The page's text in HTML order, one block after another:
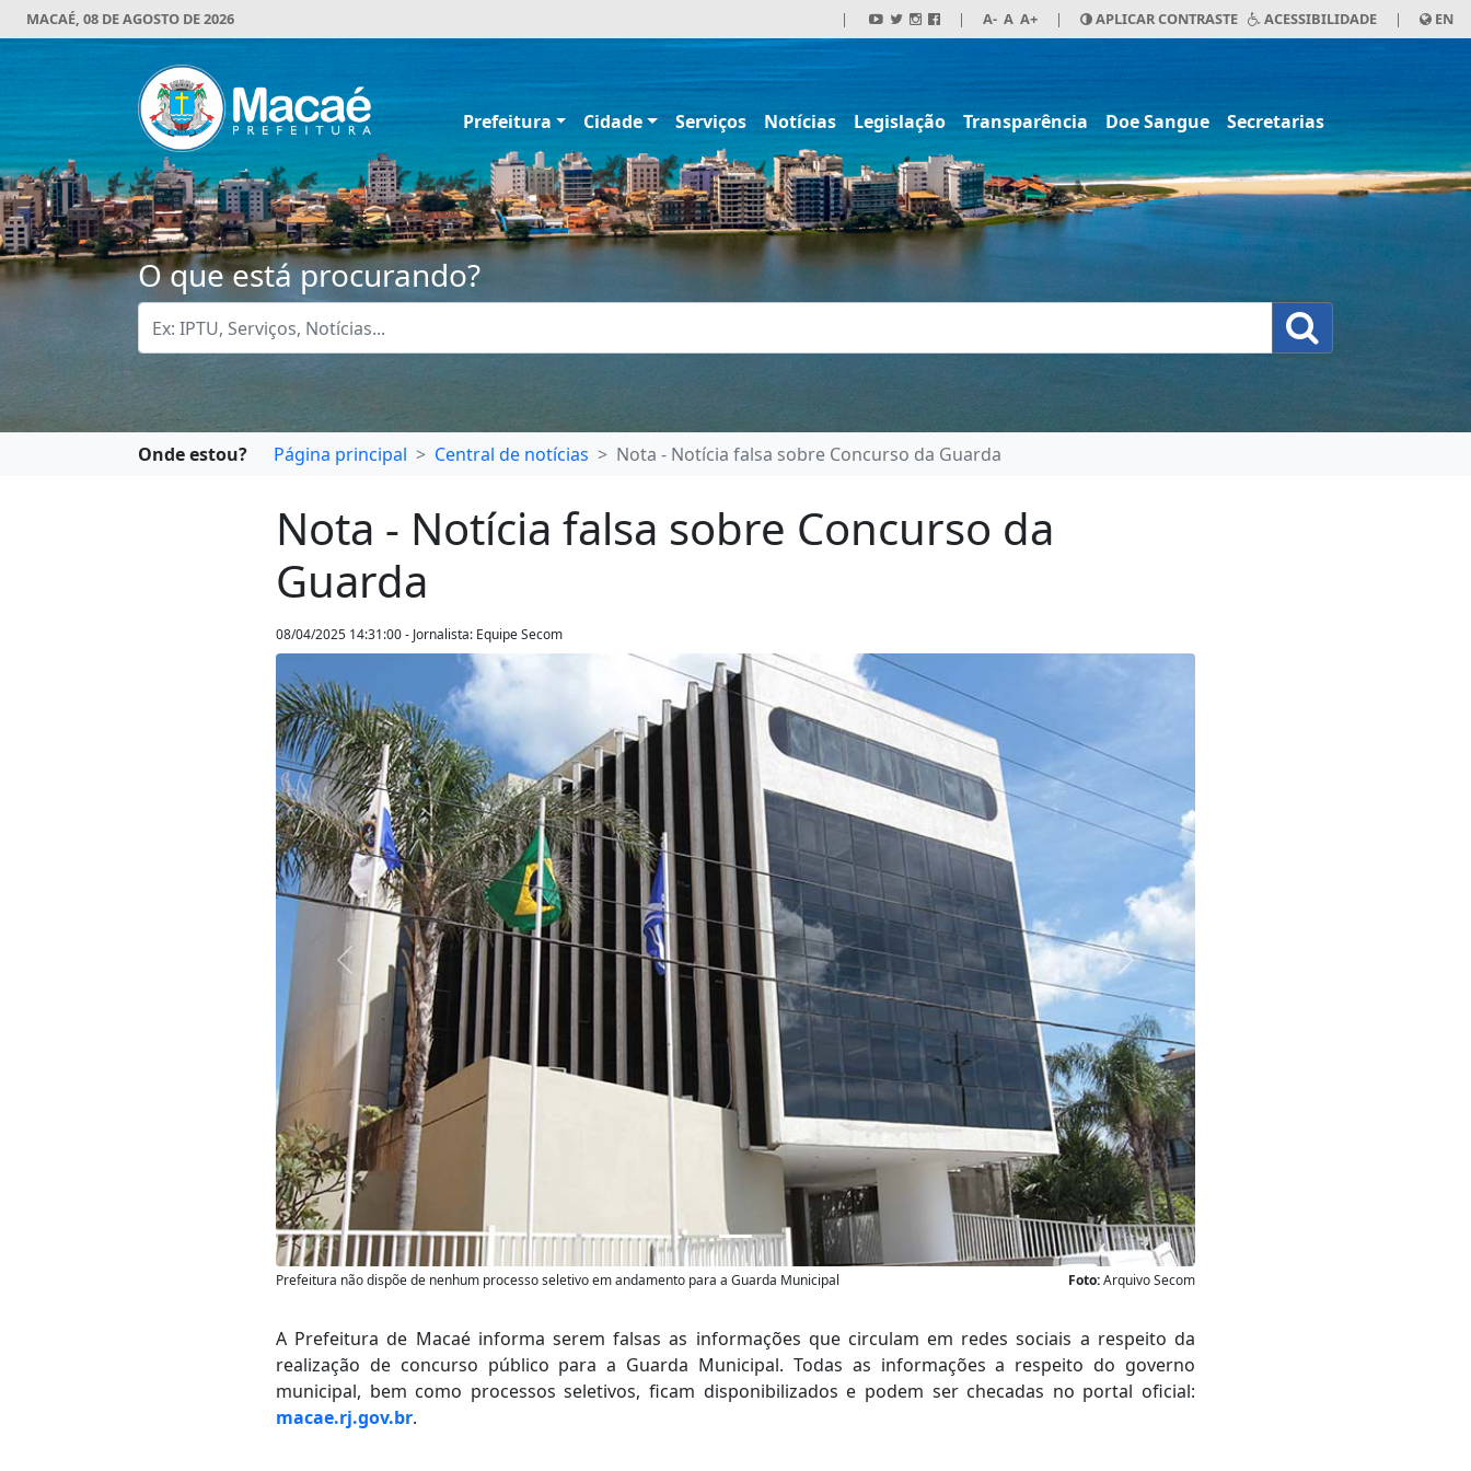
MACAÉ, 08 DE AGOSTO DE 2026 | | A- A A+ | APLICAR CONTRASTE ACESSIBILIDADE | EN
Prefeitura Cidade Serviços Notícias Legislação Transparência Doe Sangue Secretarias
O que está procurando?
Onde estou? Página principal Central de notícias Nota - Notícia falsa sobre Concurso da Guarda
Nota - Notícia falsa sobre Concurso da
Guarda
08/04/2025 14:31:00 - Jornalista: Equipe Secom
Anterior Próxima
Foto:Arquivo Secom
Prefeitura não dispõe de nenhum processo seletivo em andamento para a Guarda Municipal
A Prefeitura de Macaé informa serem falsas as informações que circulam em redes sociais a respeito da
realização de concurso público para a Guarda Municipal. Todas as informações a respeito do governo
municipal, bem como processos seletivos, ficam disponibilizados e podem ser checadas no portal oficial:
macae.rj.gov.br.